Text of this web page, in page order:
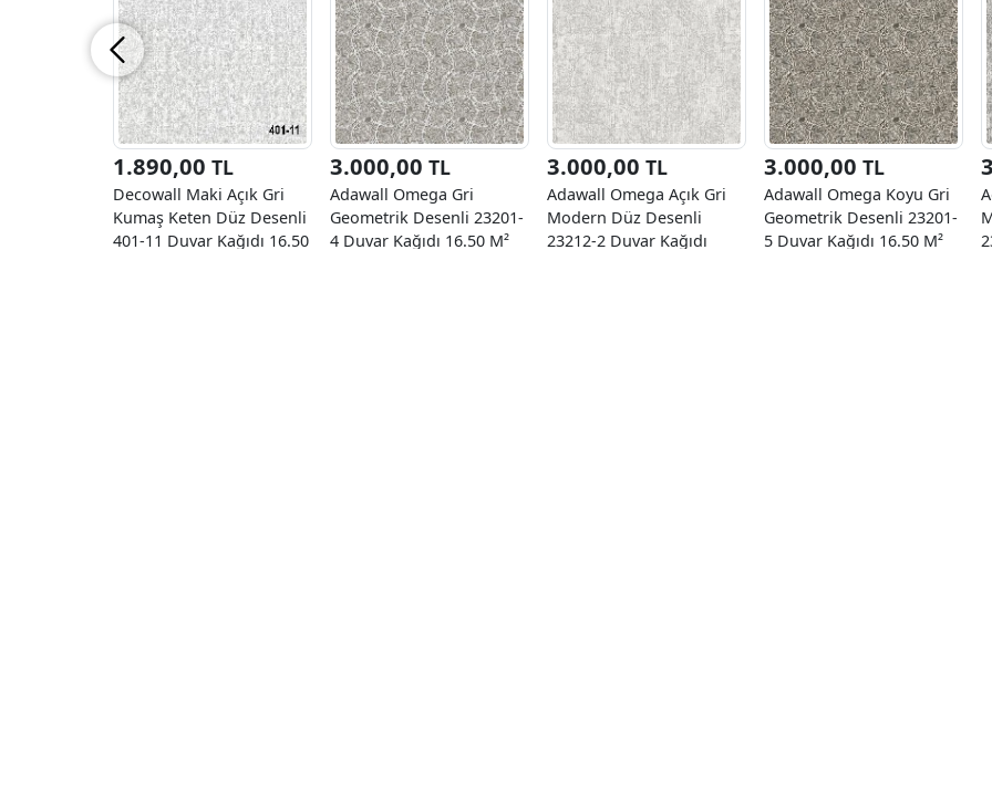
1.890,00 TL
Decowall Maki Açık Gri
Kumaş Keten Düz Desenli
401-11 Duvar Kağıdı 16.50
3.000,00 TL
Adawall Omega Gri
Geometrik Desenli 23201-
4 Duvar Kağıdı 16.50 M²
3.000,00 TL
Adawall Omega Açık Gri
Modern Düz Desenli
23212-2 Duvar Kağıdı
3.000,00 TL
Adawall Omega Koyu Gri
Geometrik Desenli 23201-
5 Duvar Kağıdı 16.50 M²